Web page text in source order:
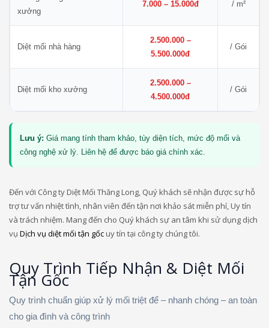
xưởng
7.000 – 15.000đ / m²
Diệt mối nhà hàng
2.500.000 –
5.500.000đ
/ Gói
Diệt mối kho xưởng
2.500.000 –
4.500.000đ
/ Gói
Lưu ý: Giá mang tính tham khảo, tùy diện tích, mức độ mối và
công nghệ xử lý. Liên hệ để được báo giá chính xác.
Đến với Công ty Diệt Mối Thăng Long, Quý khách sẽ nhận được sự hỗ
trợ tư vấn nhiệt tình, nhân viên đến tận nơi khảo sát miễn phí, Uy tín
và trách nhiệm. Mang đến cho Quý khách sự an tâm khi sử dụng dịch
vụ Dịch vụ diệt mối tận gốcuy tín tại công ty chúng tôi.
Quy Trình Tiếp Nhận & Diệt Mối
Tận Gốc
Quy trình chuẩn giúp xử lý mối triệt để – nhanh chóng – an toàn
cho gia đình và công trình